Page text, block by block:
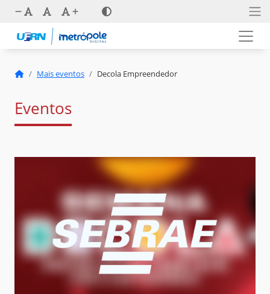
Mais eventos Decola Empreendedor
Eventos